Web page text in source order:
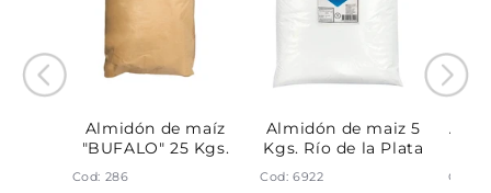
Almidón de maíz
"BUFALO" 25 Kgs.
Cod: 286
Almidón de maiz 5
Kgs. Río de la Plata
Cod: 6922 Cod: